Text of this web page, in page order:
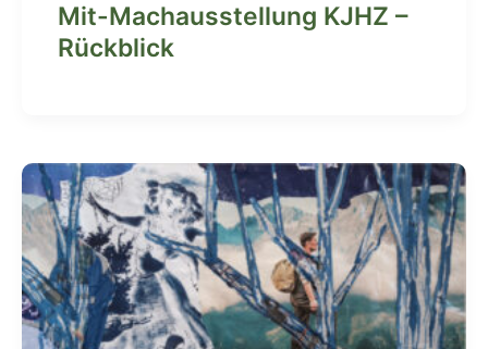
Mit-Machausstellung KJHZ –
Rückblick